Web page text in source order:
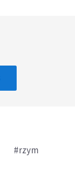
#rzym